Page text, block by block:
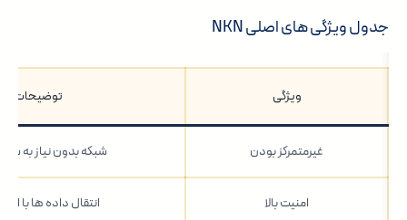
جدول ویژگی های اصلی NKN
ویژگی توضیحات
غیرمتمرکز بودن شبکه بدون نیاز به
امنیت بالا انتقال داده ها با